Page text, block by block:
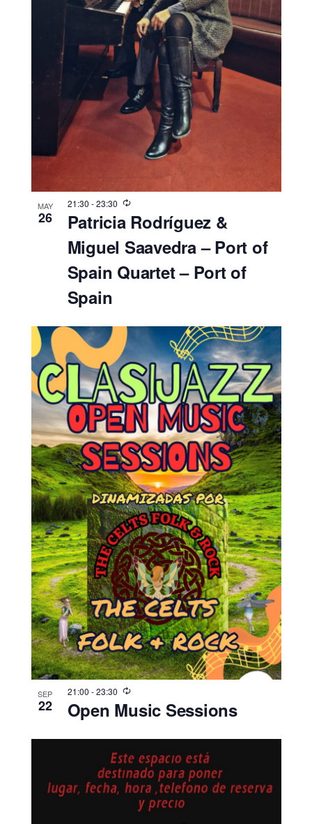
MAY
26
21:30 -23:30
Patricia Rodríguez &
Miguel Saavedra – Port of
Spain Quartet – Port of
Spain
SEP
22
21:00 -23:30
Open Music Sessions